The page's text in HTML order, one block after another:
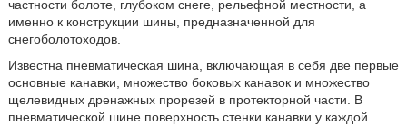
частности болоте, глубоком снеге, рельефной местности, а
именно к конструкции шины, предназначенной для
снегоболотоходов.
Известна пневматическая шина, включающая в себя две первые
основные канавки, множество боковых канавок и множество
щелевидных дренажных прорезей в протекторной части. В
пневматической шине поверхность стенки канавки у каждой